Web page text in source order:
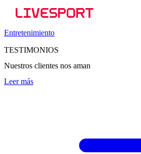
Entretenimiento
TESTIMONIOS
Nuestros clientes nos aman
Leer más